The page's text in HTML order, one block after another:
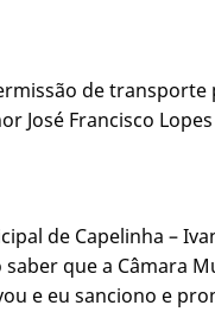
de transporte
José Francisco Lopes
de Capelinha –
que a Câmara
e eu sanciono e